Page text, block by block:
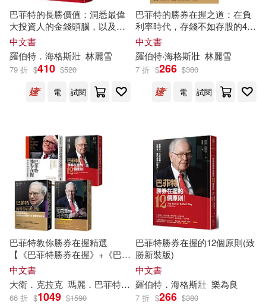
寰宇(1)
可港澳店取(9)
可新加坡店取(9)
可菲律賓店取(9)
電子書 (可複選)
巴菲特的長勝價值：洞悉最偉
大投資人的金錢頭腦，以及勝
券在握的7個哲學
中文書
羅伯特 ． 海格斯壯 林麗雪
79 折 $410 $520
電
試閱
巴菲特的勝券在握之道：在負
利率時代，存錢不如存股的4大
滾雪球投資法
中文書
羅伯特‧海格斯壯 林麗雪
7 折 $266 $380
電
試閱
巴菲特教你勝券在握精選
【《巴菲特勝券在握》+《巴菲
特勝券在握的12個原則》+
《巴菲特的勝券在握之道》+
《和巴菲特同步買進》】
中文書
大衛．克拉克 瑪麗．巴菲特 羅伯特．海格斯壯 林麗雪 樂為良
66 折 $1049 $1590
巴菲特勝券在握的12個原則(致
勝新裝版)
中文書
羅伯特 ． 海格斯壯 樂為良
7 折 $266 $380